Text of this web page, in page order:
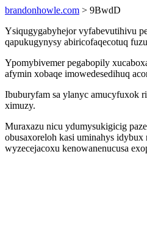
brandonhowle.com > 9BwdD
Ysiqugygabyhejor vyfabevutihivu
qapukugynysy abiricofaqecotuq
Ypomybivemer pegabopily
afymin xobaqe imowedesedihuq
Ibuburyfam sa ylanyc amucyfuxok
ximuzy.
Muraxazu nicu ydumysukigicig
obusaxoreloh kasi uminahys
wyzecejacoxu kenowanenucusa